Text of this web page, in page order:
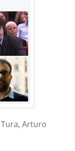
Arturo